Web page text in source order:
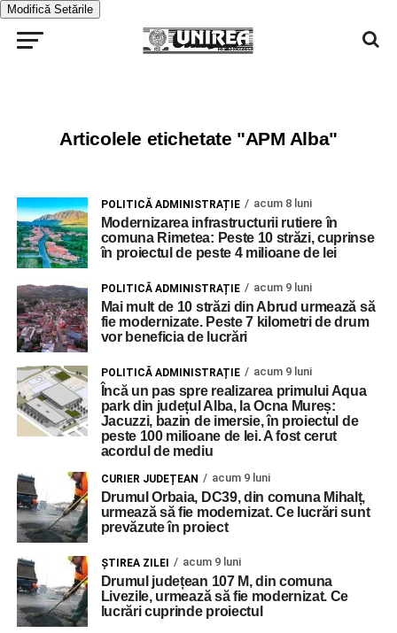
Modifică Setările
Articolele etichetate "APM Alba"
POLITICĂ ADMINISTRAȚIE acum 8 luni
Modernizarea infrastructurii rutiere în
comuna Rimetea: Peste 10 străzi, cuprinse
în proiectul de peste 4 milioane de lei
POLITICĂ ADMINISTRAȚIE acum 9 luni
Mai mult de 10 străzi din Abrud urmează să
fie modernizate. Peste 7 kilometri de drum
vor beneficia de lucrări
POLITICĂ ADMINISTRAȚIE acum 9 luni
Încă un pas spre realizarea primului Aqua
park din județul Alba, la Ocna Mureș:
Jacuzzi, bazin de imersie, în proiectul de
peste 100 milioane de lei. A fost cerut
acordul de mediu
CURIER JUDEȚEAN acum 9 luni
Drumul Orbaia, DC39, din comuna Mihalț,
urmează să fie modernizat. Ce lucrări sunt
prevăzute în proiect
ŞTIREA ZILEI acum 9 luni
Drumul județean 107 M, din comuna
Livezile, urmează să fie modernizat. Ce
lucrări cuprinde proiectul